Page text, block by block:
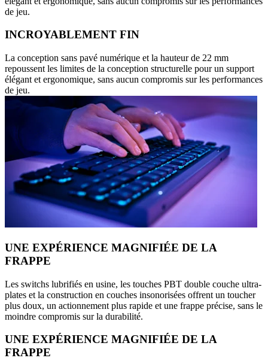
de jeu.
INCROYABLEMENT FIN
La conception sans pavé numérique et la hauteur de 22 mm
repoussent les limites de la conception structurelle pour un support
élégant et ergonomique, sans aucun compromis sur les performances
de jeu.
UNE EXPÉRIENCE MAGNIFIÉE DE LA
FRAPPE
Les switchs lubrifiés en usine, les touches PBT double couche ultra-
plates et la construction en couches insonorisées offrent un toucher
plus doux, un actionnement plus rapide et une frappe précise, sans le
moindre compromis sur la durabilité.
UNE EXPÉRIENCE MAGNIFIÉE DE LA
FRAPPE